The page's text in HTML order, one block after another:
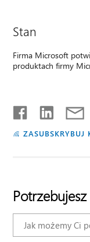
Stan
Firma Microsoft
produktach firmy
ZASUBSKRYBUJ